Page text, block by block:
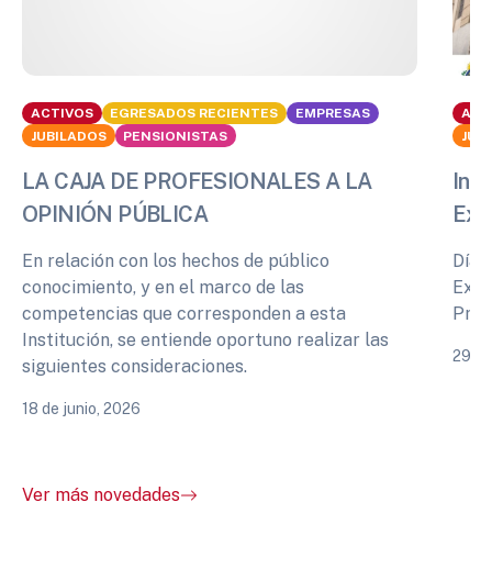
ACTIVOS EGRESADOS RECIENTES
EMPRESAS
JUBILADOS
PENSIONISTAS
LA CAJA DE PROFESIONALES A LA
OPINIÓN PÚBLICA
En relación con los hechos de público
conocimiento, y en el marco de las
competencias que corresponden a esta
Institución, se entiende oportuno realizar las
siguientes consideraciones.
18 de junio, 2026
29
Ver más novedades